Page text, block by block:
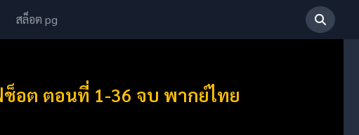
สล็อต pg
ช็อต ตอนที่ 1-36 จบ พากย์ไทย